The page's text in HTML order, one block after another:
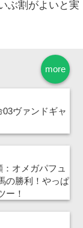
ぶ割がよいと実
more
ヴァンドギャ
オメガパフュ
の勝利！やっぱ
ー！